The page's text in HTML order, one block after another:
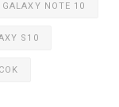
NOTE 10
S10